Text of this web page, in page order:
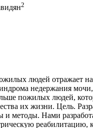
2
людей отражает
недержания
пожилых людей,
их жизни. Цель.
Нами
реабилитацию,